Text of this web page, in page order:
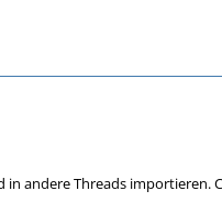
andere Threads importieren.